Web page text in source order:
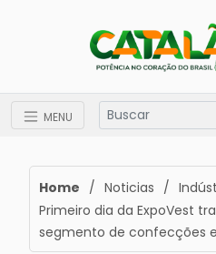
MENU
Home / Noticias /
Primeiro dia da ExpoVest
segmento de confecções